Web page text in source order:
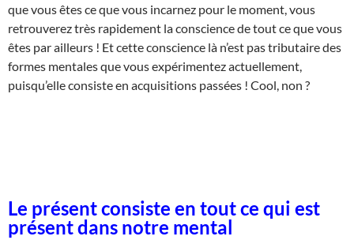
que vous êtes ce que vous incarnez pour le moment, vous
retrouverez très rapidement la conscience de tout ce que vous
êtes par ailleurs ! Et cette conscience là n’est pas tributaire des
formes mentales que vous expérimentez actuellement,
puisqu’elle consiste en acquisitions passées ! Cool, non ?
Le présent consiste en tout ce qui est
présent dans notre mental